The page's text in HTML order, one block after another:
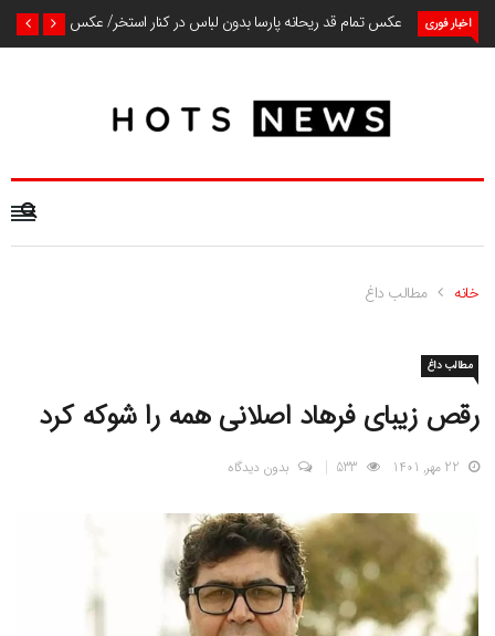
اخبار فوری عکس تمام قد ریحانه پارسا بدون لباس در کنار استخر/ عکس
خانه مطالب داغ
مطالب داغ
رقص زیبای فرهاد اصلانی همه را شوکه کرد
22 مهر, 1401 بدون دیدگاه